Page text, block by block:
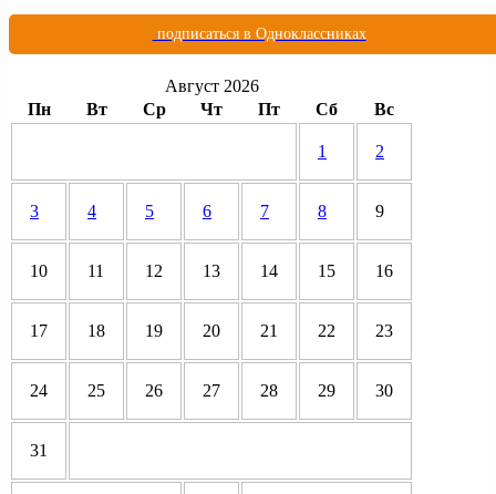
подписаться в Одноклассниках
Август 2026
Пн
Вт Ср Чт Пт Сб Вс
1 2
3 4 5 6 7 8 9
10 11 12 13 14 15 16
17 18 19 20 21 22 23
24 25 26 27 28 29 30
31